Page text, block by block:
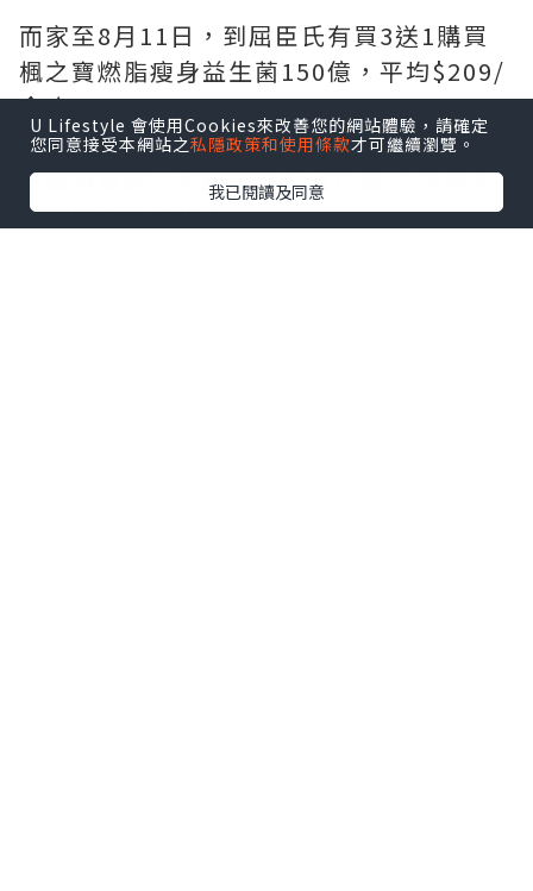
而家至8月11日，到屈臣氏有買3送1購買
楓之寶燃脂瘦身益生菌150億，平均$209/
盒咋！
想腸道健康，又輕鬆燃脂自然瘦📈 快啲去
全線屈臣氏入貨！
U Lifestyle 會使用Cookies來改善您的網站體驗，請確定
您同意接受本網站之私隱政策和使用條款才可繼續瀏覽。
我已閱讀及同意